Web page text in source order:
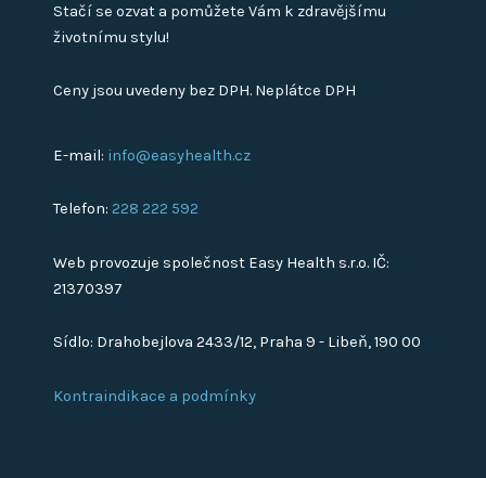
Stačí se ozvat a pomůžete Vám k zdravějšímu
životnímu stylu!
Ceny jsou uvedeny bez DPH. Neplátce DPH
E-mail: info@easyhealth.cz
Telefon:228 222 592
Web provozuje společnost Easy Health s.r.o. IČ:
21370397
Sídlo: Drahobejlova 2433/12, Praha 9 - Libeň, 190 00
Kontraindikace a podmínky